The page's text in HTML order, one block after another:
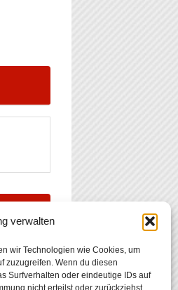
verwalten
wir Technologien wie Cookies, um
zuzugreifen. Wenn du diesen
Surfverhalten oder eindeutige IDs auf
nicht erteilst oder zurückziehst,